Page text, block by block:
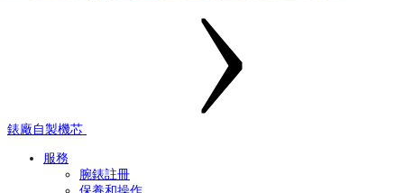
錶廠自製機芯
服務
腕錶註冊